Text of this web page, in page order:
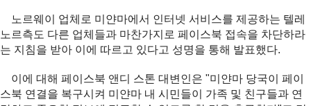
노르웨이 업체로 미얀마에서 인터넷 서비스를 제공하는 텔레
노르측도 다른 업체들과 마찬가지로 페이스북 접속을 차단하라
는 지침을 받아 이에 따르고 있다고 성명을 통해 발표했다.
이에 대해 페이스북 앤디 스톤 대변인은 "미얀마 당국이 페이
스북 연결을 복구시켜 미얀마 내 시민들이 가족 및 친구들과 연